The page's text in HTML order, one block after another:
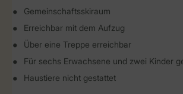
Gemeinschaftsskiraum
Erreichbar mit dem Aufzug
Über eine Treppe erreichbar
Für sechs Erwachsene und zwei Kinder
Haustiere nicht gestattet